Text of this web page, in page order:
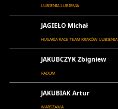
LUBIENIA LUBIENIA
JAGIEŁO Michał
HUSARIA RACE TEAM KRAKÓW LUBIENIA
JAKUBCZYK Zbigniew
RADOM
JAKUBIAK Artur
WARSZAWA